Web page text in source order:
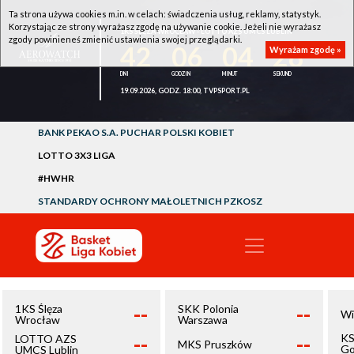
1KS ŚLĘZA WROCŁAW - LOTTO AZS UMCS LUBLIN
28
19.09.2026, GODZ. 18:00, TVPSPORT.PL
BANK PEKAO S.A. PUCHAR POLSKI KOBIET
LOTTO 3X3 LIGA
#HWHR
STANDARDY OCHRONY MAŁOLETNICH PZKOSZ
1KS Ślęza
Wrocław
--
LOTTO AZS
UMCS Lublin
--
SKK Polonia
Warszawa
--
MKS Pruszków --
Ta strona używa cookies m.in. w celach: świadczenia usług, reklamy, statystyk.
Korzystając ze strony wyrażasz zgodę na używanie cookie. Jeżeli nie wyrażasz
zgody powinieneś zmienić ustawienia swojej przeglądarki.
Wyrażam zgodę »